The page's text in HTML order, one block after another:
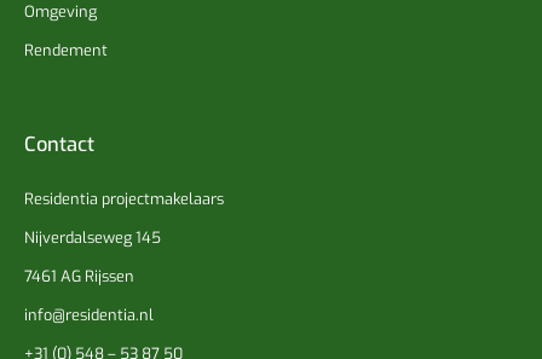
Omgeving
Rendement
Contact
Residentia projectmakelaars
Nijverdalseweg 145
7461 AG Rijssen
info@residentia.nl
+31 (0) 548 – 53 87 50